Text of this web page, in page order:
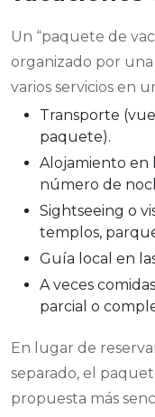
Un “paquete de
organizado por
varios servicios en
Transporte
paquete).
Alojamiento en
número de
Sightseeing o
templos,
Guía local en
A veces
parcial o
En lugar de
separado, el
propuesta más